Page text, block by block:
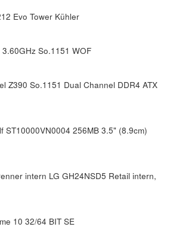
Evo Tower Kühler
So.1151 WOF
Z390 So.1151 Dual Channel DDR4 ATX
ST10000VN0004 256MB 3.5" (8.9cm)
intern LG GH24NSD5 Retail intern,
10 32/64 BIT SE